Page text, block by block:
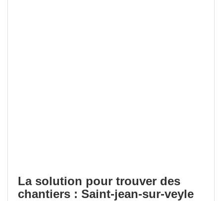
La solution pour trouver des
chantiers : Saint-jean-sur-veyle